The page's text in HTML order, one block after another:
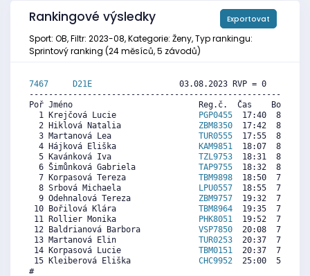
Rankingové výsledky Exportovat
Sport: OB, Filtr: 2023-08, Kategorie: Ženy, Typ rankingu:
Sprintový ranking (24 měsíců, 5 závodů)
7467 D21E
03.08.2023 RVP = 0     IP
Poř Jméno                          Reg.č.  Čas    Body
  1 Krejčová Lucie
PGP0455
17:40  8547
  2 Hiklová Natalia
ZBM8350
17:42  8531
  3 Martanová Lea
TUR0555
17:55  8427
  4 Hájková Eliška
KAM9851
18:07  8331
  5 Kavánková Iva
TZL9753
18:31  8140
  6 Šimůnková Gabriela
TAP9755
18:32  8132
  7 Korpasová Tereza
TBM9898
18:50  7988
  8 Srbová Michaela
LPU0557
18:55  7948
  9 Odehnalová Tereza
ZBM9757
19:32  7653
10 Bořilová Klára TBM8964
19:35  7629
11 Rollier Monika
PHK8051
19:52  7494
12 Baldrianová Barbora VSP7850
20:08  7366
13 Martanová Elin TUR0253
20:37  7135
14 Korpasová Lucie TBM0151
20:37  7135
15 Kleiberová Eliška CHC9952
25:00  5037